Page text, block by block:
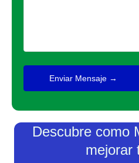
Enviar Mensaje →
Descubre como
mejorar